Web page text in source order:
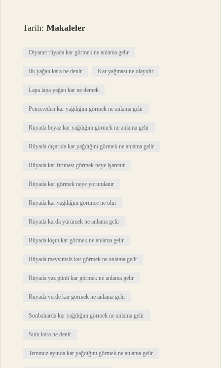
Tarih:Makaleler
Diyanet rüyada kar görmek ne anlama gelir
İlk yağan kara ne denir Kar yağması ne olayıdır
Lapa lapa yağan kar ne demek
Pencereden kar yağdığını görmek ne anlama gelir
Rüyada beyaz kar yağdığını görmek ne anlama gelir
Rüyada dışarıda kar yağdığını görmek ne anlama gelir
Rüyada kar fırtınası görmek neye işarettir
Rüyada kar görmek neye yorumlanır
Rüyada kar yağdığını görünce ne olur
Rüyada karda yürümek ne anlama gelir
Rüyada kışın kar görmek ne anlama gelir
Rüyada mevsimsiz kar görmek ne anlama gelir
Rüyada yaz günü kar görmek ne anlama gelir
Rüyada yerde kar görmek ne anlama gelir
Sonbaharda kar yağdığını görmek ne anlama gelir
Sulu kara ne denir
Temmuz ayında kar yağdığını görmek ne anlama gelir